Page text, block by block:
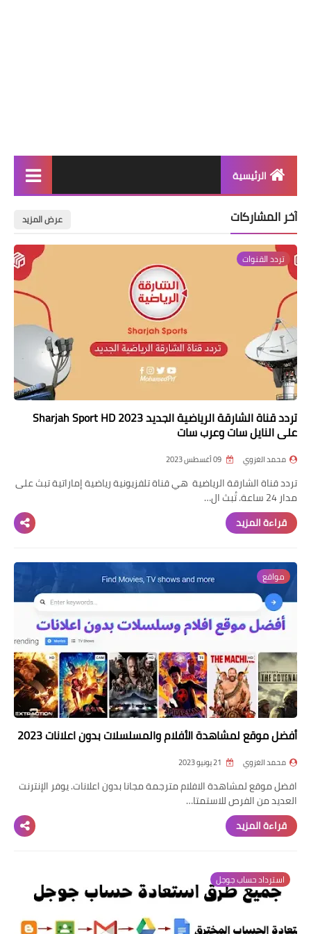
الرئيسية
آخر المشاركات عرض المزيد
تردد القنوات
تردد قناة الشارقة الرياضية الجديد Sharjah Sport HD 2023
على النايل سات وعرب سات
محمد الغزوي
تردد قناة الشارقة الرياضية هي قناة تلفزيونية رياضية إماراتية تبث على
مدار 24 ساعة. تُبث ال…
قراءة المزيد
مواقع
أفضل موقع لمشاهدة الأفلام والمسلسلات بدون اعلانات 2023
محمد الغزوي
افضل موقع لمشاهدة الافلام مترجمة مجانا بدون اعلانات. يوفر الإنترنت
العديد من الفرص للاستمتا…
قراءة المزيد
استرداد حساب جوجل